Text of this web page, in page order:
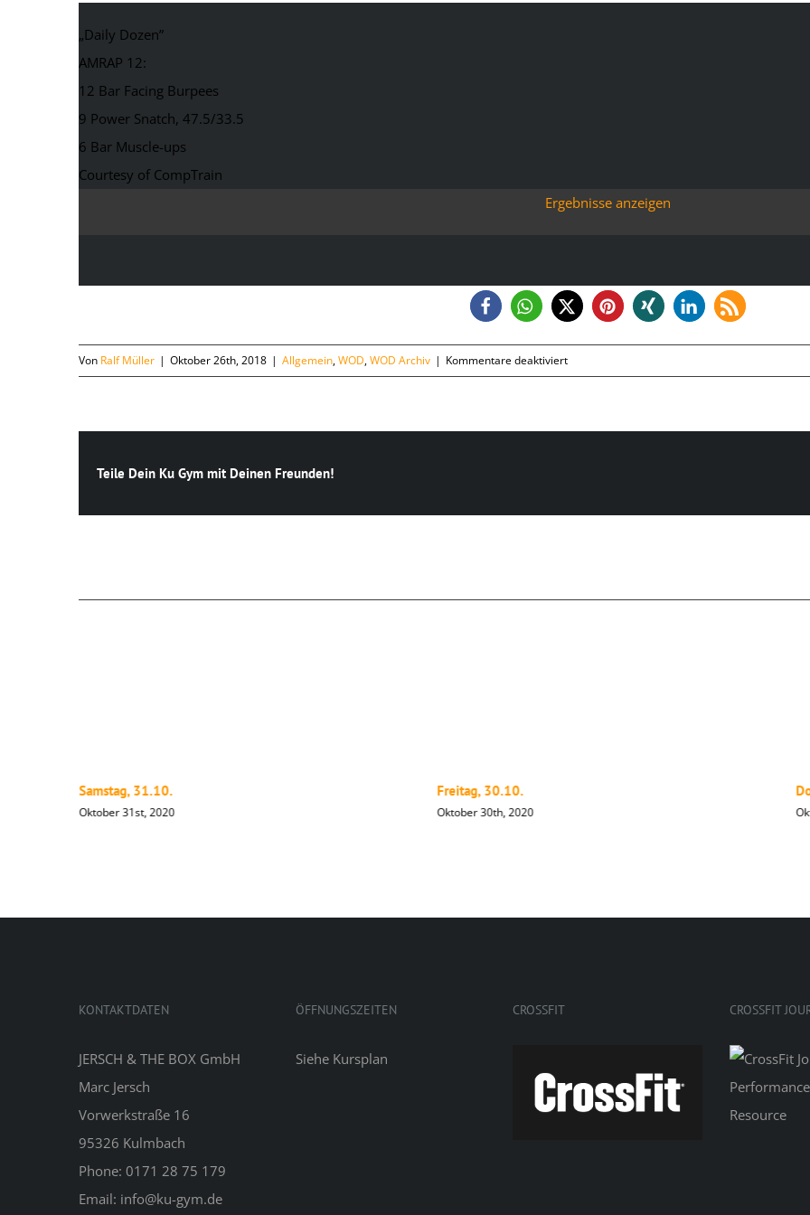
„Daily Dozen”
AMRAP 12:
12 Bar Facing Burpees
9 Power Snatch, 47.5/33.5
6 Bar Muscle-ups
Courtesy of CompTrain
Ergebnisse anzeigen
Von Ralf Müller | Oktober 26th, 2018 | Allgemein,WOD,WOD Archiv | Kommentare deaktiviertfür
Freitag,
Teile Dein Ku Gym mit Deinen Freunden!
Samstag, 31.10.
Oktober 31st, 2020
Freitag, 30.10.
Oktober 30th, 2020
KONTAKTDATEN
JERSCH & THE BOX GmbH
Marc Jersch
Vorwerkstraße 16
95326 Kulmbach
Phone: 0171 28 75 179
Email: info@ku-gym.de
ÖFFNUNGSZEITEN
Siehe Kursplan
CROSSFIT CROSSFIT